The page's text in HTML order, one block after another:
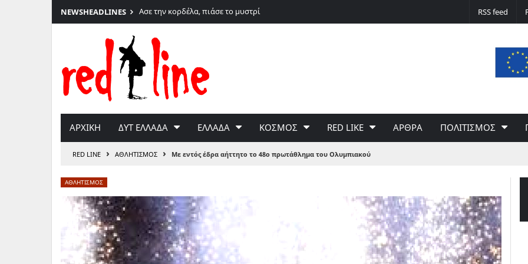
Μετάβαση
στο
περιεχόμενο
NEWSHEADLINES Ασε την κορδέλα, πιάσε το μυστρί
Δε φταίει ο άνεμος… Φταίει η πολιτική
του Γιώργου Σαχίνη
RSS feed
ΑΡΧΙΚΗ ΔΥΤ ΕΛΛΑΔΑ ΕΛΛΑΔΑ ΚΟΣΜΟΣ RED LIKE ΑΡΘΡΑ ΠΟΛΙΤΙΣΜΟΣ
RED LINE › ΑΘΛΗΤΙΣΜΟΣ › Με εντός έδρα αήττητο το 48ο πρωτάθλημα του Ολυμπιακού
ΑΘΛΗΤΙΣΜΟΣ